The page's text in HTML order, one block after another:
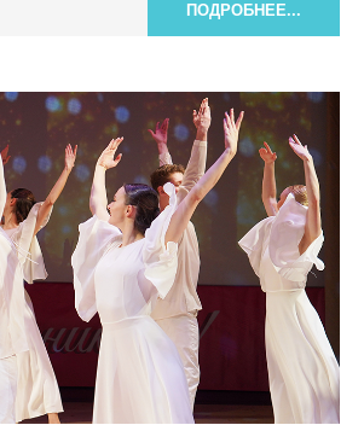
ПОДРОБНЕЕ...